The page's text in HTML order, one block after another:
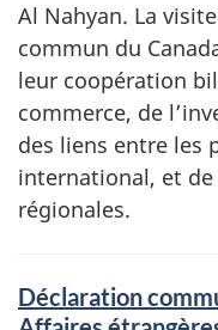
Al Nahyan. La
commun du
leur coopération
commerce, de
des liens entre les
international, et
régionales.
Déclaration